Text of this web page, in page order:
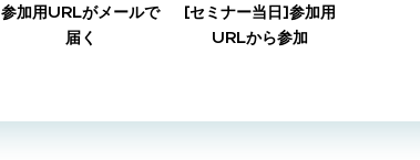
参加用URLがメールで
届く
[セミナー当日]参加用
URLから参加